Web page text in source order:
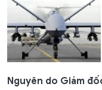
Nguyên do Giám